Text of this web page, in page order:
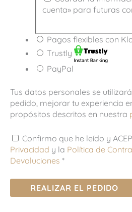
cuenta» para futuras
Pagos flexibles con
Trustly
PayPal
Tus datos personales se
pedido, mejorar tu experiencia
propósitos descritos en nuestra
Confirmo que he leído y
Privacidad y la Política de
Devoluciones *
REALIZAR EL PEDIDO